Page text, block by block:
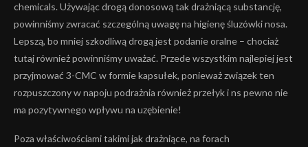
chemicals. Używając drogą donosową tak drażniącą substancję,
powinniśmy zwracać szczególną uwagę na higienę śluzówki nosa.
Lepszą, bo mniej szkodliwą drogą jest podanie oralne – chociaż
tutaj również powinniśmy uważać. Przede wszystkim najlepiej jest
przyjmować 3-CMC w formie kapsułek, ponieważ związek ten
rozpuszczony w napoju podrażnia również przełyk i ns pewno nie
ma pozytywnego wpływu na uzębienie!
Poza właściwościami takimi jak drażniące, na forach